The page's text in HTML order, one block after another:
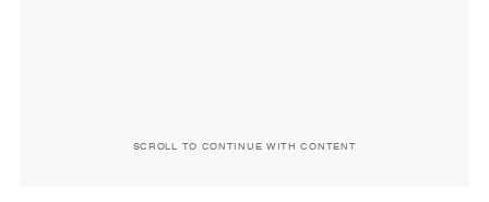
SCROLL TO CONTINUE WITH CONTENT